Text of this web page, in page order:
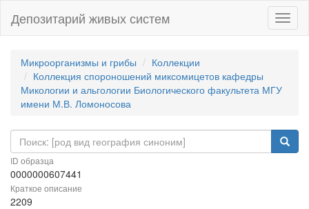
Депозитарий живых систем
Микроорганизмы и грибы
Коллекции
Коллекция спороношений миксомицетов кафедры
Микологии и альгологии Биологического факультета МГУ
имени М.В. Ломоносова
ID образца
0000000607441
Краткое описание
2209